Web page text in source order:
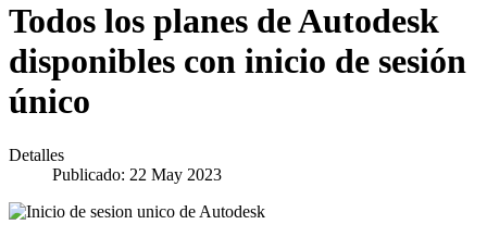
Todos los planes de Autodesk
disponibles con inicio de sesión
único
Detalles
Publicado: 22 May 2023